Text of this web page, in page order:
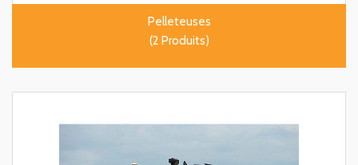
Pelleteuses
(2 Produits)